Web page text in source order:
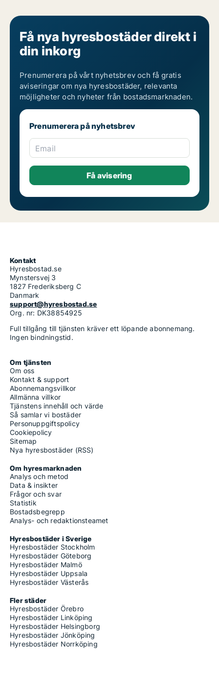
Få nya hyresbostäder direkt i
din inkorg
Prenumerera på vårt nyhetsbrev och få gratis
aviseringar om nya hyresbostäder, relevanta
möjligheter och nyheter från bostadsmarknaden.
Prenumerera på nyhetsbrev
Email
Kontakt
Hyresbostad.se
Mynstersvej 3
1827 Frederiksberg C
Danmark
support@hyresbostad.se
Org. nr: DK38854925
Full tillgång till tjänsten kräver ett löpande abonnemang.
Ingen bindningstid.
Om tjänsten
Om oss
Kontakt & support
Abonnemangsvillkor
Allmänna villkor
Tjänstens innehåll och värde
Så samlar vi bostäder
Personuppgiftspolicy
Cookiepolicy
Sitemap
Nya hyresbostäder (RSS)
Om hyresmarknaden
Analys och metod
Data & insikter
Frågor och svar
Statistik
Bostadsbegrepp
Analys- och redaktionsteamet
Hyresbostäder i Sverige
Hyresbostäder Stockholm
Hyresbostäder Göteborg
Hyresbostäder Malmö
Hyresbostäder Uppsala
Hyresbostäder Västerås
Fler städer
Hyresbostäder Örebro
Hyresbostäder Linköping
Hyresbostäder Helsingborg
Hyresbostäder Jönköping
Hyresbostäder Norrköping